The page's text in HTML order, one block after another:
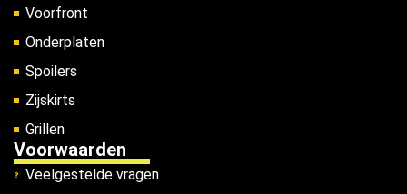
Voorfront
Onderplaten
Spoilers
Zijskirts
Grillen
Voorwaarden
Veelgestelde vragen